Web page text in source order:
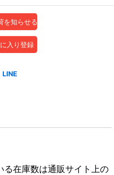
を知らせる
入り登録
る在庫数は通販サイト上の